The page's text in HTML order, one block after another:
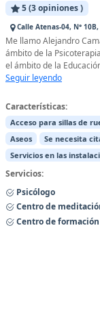
5 (3 opiniones )
Calle Atenas-04, N°
Me llamo Alejandro
ámbito de la
el ámbito de la
Seguir leyendo
Características:
Acceso para sillas de
Aseos
Se necesita
Servicios en las
Servicios:
Psicólogo
Centro de
Centro de formación